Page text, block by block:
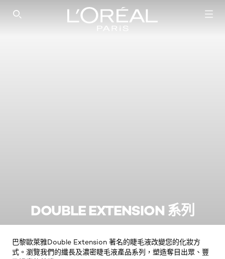
SEARCH THIS SITE
DOUBLE EXTENSION 系列
巴黎歐萊雅Double Extension 著名的睫毛液改變您的化妝方
式。瀏覽我們的纖長及濃密睫毛液產品系列，塑造奪目出眾、豐